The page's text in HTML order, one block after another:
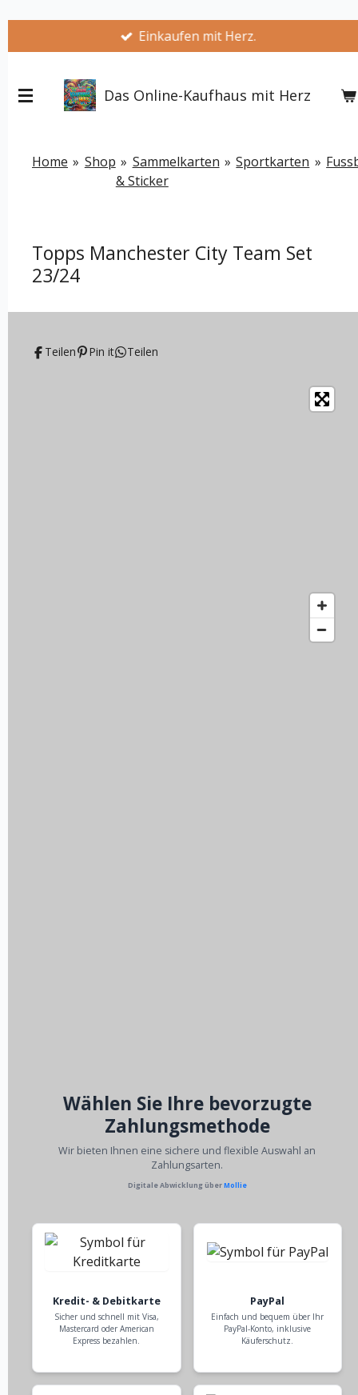
springen
Einkaufen mit Herz.
Das Online-Kaufhaus mit Herz
Home » Shop » Sammelkarten
& Sticker
» Sportkarten »
Topps Manchester City Team Set
23/24
Teilen Pin it Teilen
Wählen Sie Ihre bevorzugte
Zahlungsmethode
Wir bieten Ihnen eine sichere und flexible Auswahl an
Zahlungsarten.
Digitale Abwicklung überMollie
Kredit- & Debitkarte
Sicher und schnell mit Visa,
Mastercard oder American
Express bezahlen.
PayPal
Einfach und bequem über Ihr
PayPal-Konto, inklusive
Käuferschutz.